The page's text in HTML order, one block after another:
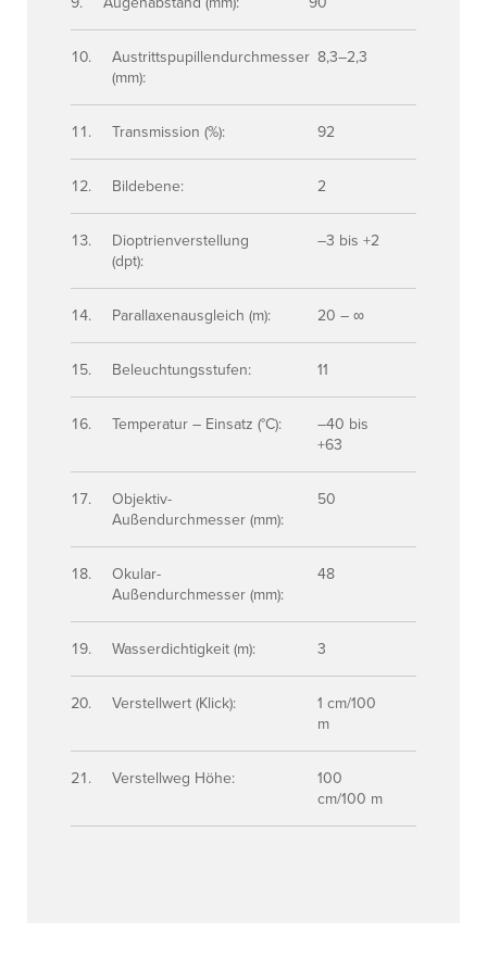
Austrittspupillendurchmesser
(mm):
8,3–2,3
Transmission (%): 92
Bildebene: 2
Dioptrienverstellung
(dpt):
–3 bis +2
Parallaxenausgleich (m): 20 – ∞
Beleuchtungsstufen: 11
Temperatur – Einsatz (°C):
–40 bis
+63
Objektiv-
Außendurchmesser (mm):
50
Okular-
Außendurchmesser (mm):
48
Wasserdichtigkeit (m): 3
Verstellwert (Klick):
1 cm/100
m
Verstellweg Höhe:
100
cm/100 m